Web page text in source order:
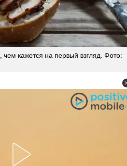
кажется на первый взгляд. Фото: